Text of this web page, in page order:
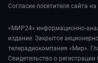
Согласие посетителя сайта
«МИР24» информационно-
издание. Закрытое
телерадиокомпания «Мир».
Свидетельство о